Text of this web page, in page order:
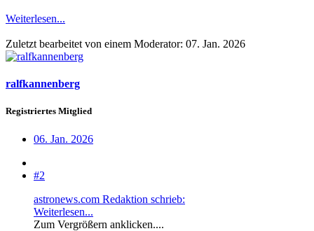
Weiterlesen...
Zuletzt bearbeitet von einem Moderator: 07. Jan. 2026
ralfkannenberg
Registriertes Mitglied
06. Jan. 2026
#2
astronews.com Redaktion schrieb:
Weiterlesen...
Zum Vergrößern anklicken....